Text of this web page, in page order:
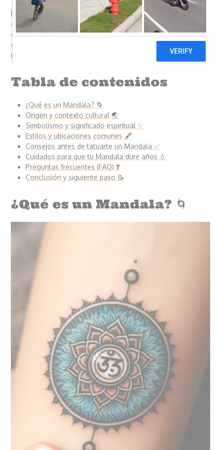
Convierte tus ideas entatuajes
impresionantes con
inteligencia artificial aquí
En este post te explico, paso a paso, por qué el
del tatuaje mandalava más allá de un diseño estético. Si
estás pensando entatuarteun mandala o simplemente
quieres entender su raíces y simbolismo, aquí encontrarás
información para tomar una decisión informada.
Tabla de contenidos
¿Qué es un Mandala? 🌀
Origen y contexto cultural 🌏
Simbolismo y significado espiritual ✨
Estilos y ubicaciones comunes 🖋️
Consejos antes de tatuarte un Mandala ✅
Cuidados para que tu Mandala dure años 💧
Preguntas frecuentes (FAQ) ❓
Conclusión y siguiente paso 📝
¿Qué es un Mandala? 🌀